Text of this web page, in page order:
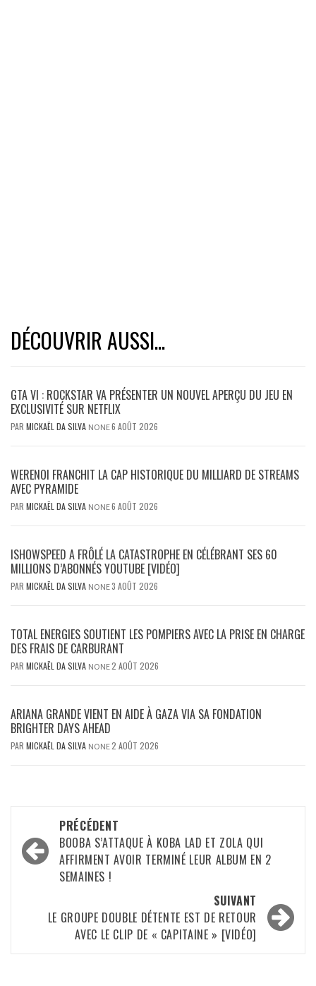
DÉCOUVRIR AUSSI...
GTA VI : ROCKSTAR VA PRÉSENTER UN NOUVEL APERÇU DU JEU EN
EXCLUSIVITÉ SUR NETFLIX
PAR MICKAËL DA SILVA NONE6 AOÛT 2026
WERENOI FRANCHIT LA CAP HISTORIQUE DU MILLIARD DE STREAMS
AVEC PYRAMIDE
PAR MICKAËL DA SILVA NONE6 AOÛT 2026
ISHOWSPEED A FRÔLÉ LA CATASTROPHE EN CÉLÉBRANT SES 60
MILLIONS D’ABONNÉS YOUTUBE [VIDÉO]
PAR MICKAËL DA SILVA NONE3 AOÛT 2026
TOTAL ENERGIES SOUTIENT LES POMPIERS AVEC LA PRISE EN CHARGE
DES FRAIS DE CARBURANT
PAR MICKAËL DA SILVA NONE2 AOÛT 2026
ARIANA GRANDE VIENT EN AIDE À GAZA VIA SA FONDATION
BRIGHTER DAYS AHEAD
PAR MICKAËL DA SILVA NONE2 AOÛT 2026
Navigation
d’article
PRÉCÉDENT
BOOBA S’ATTAQUE À KOBA LAD ET ZOLA QUI
AFFIRMENT AVOIR TERMINÉ LEUR ALBUM EN 2
SEMAINES !
SUIVANT
LE GROUPE DOUBLE DÉTENTE EST DE RETOUR
AVEC LE CLIP DE « CAPITAINE » [VIDÉO]